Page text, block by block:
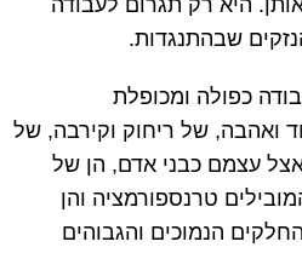
היא רק תגרום לעבודה
שבהתנגדות.
כפולה ומכופלת
ואהבה, של ריחוק וקירבה, של
עצמם כבני אדם, הן של
טרנספורמציה והן
הנמוכים והגבוהים